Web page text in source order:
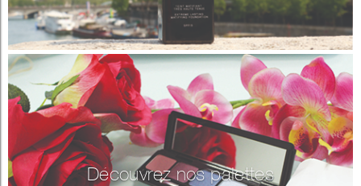
Découvrez nos palettes